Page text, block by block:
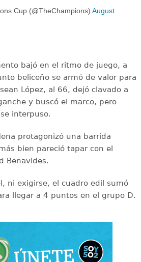
Cup (@TheChampions) August
bajó en el ritmo de juego, a
beliceño se armó de valor para
López, al 66, dejó clavado a
y buscó el marco, pero
interpuso.
protagonizó una barrida
bien pareció tapar con el
Benavides.
ni exigirse, el cuadro edil sumó
llegar a 4 puntos en el grupo D.